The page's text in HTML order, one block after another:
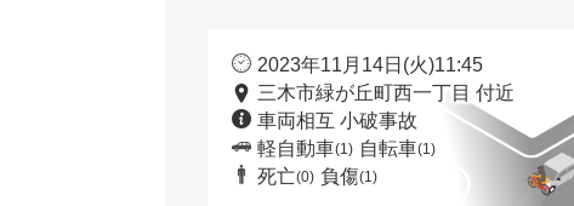
2023年11月14日(火)11:45
三木市緑が丘町西一丁目 付近
車両相互 小破事故
軽自動車(1) 自転車(1)
死亡(0) 負傷(1)